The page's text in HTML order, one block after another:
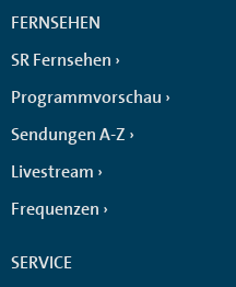
FERNSEHEN
SR Fernsehen
Programmvorschau
Sendungen A-Z
Livestream
Frequenzen
SERVICE